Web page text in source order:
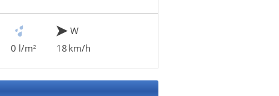
0 l/m²
W
18 km/h